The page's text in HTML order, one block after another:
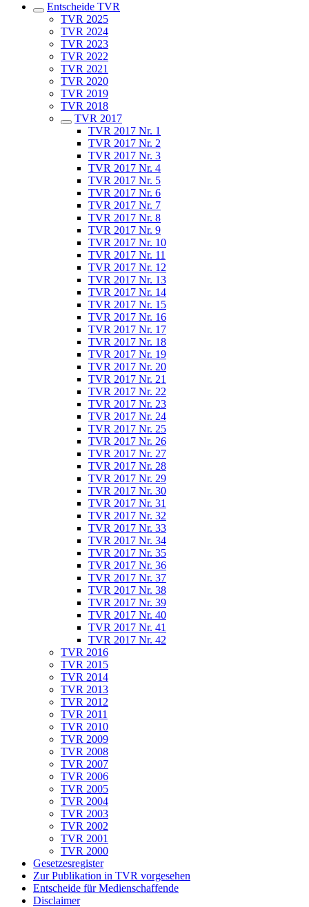
Entscheide TVR
TVR 2025
TVR 2024
TVR 2023
TVR 2022
TVR 2021
TVR 2020
TVR 2019
TVR 2018
TVR 2017
TVR 2017 Nr. 1
TVR 2017 Nr. 2
TVR 2017 Nr. 3
TVR 2017 Nr. 4
TVR 2017 Nr. 5
TVR 2017 Nr. 6
TVR 2017 Nr. 7
TVR 2017 Nr. 8
TVR 2017 Nr. 9
TVR 2017 Nr. 10
TVR 2017 Nr. 11
TVR 2017 Nr. 12
TVR 2017 Nr. 13
TVR 2017 Nr. 14
TVR 2017 Nr. 15
TVR 2017 Nr. 16
TVR 2017 Nr. 17
TVR 2017 Nr. 18
TVR 2017 Nr. 19
TVR 2017 Nr. 20
TVR 2017 Nr. 21
TVR 2017 Nr. 22
TVR 2017 Nr. 23
TVR 2017 Nr. 24
TVR 2017 Nr. 25
TVR 2017 Nr. 26
TVR 2017 Nr. 27
TVR 2017 Nr. 28
TVR 2017 Nr. 29
TVR 2017 Nr. 30
TVR 2017 Nr. 31
TVR 2017 Nr. 32
TVR 2017 Nr. 33
TVR 2017 Nr. 34
TVR 2017 Nr. 35
TVR 2017 Nr. 36
TVR 2017 Nr. 37
TVR 2017 Nr. 38
TVR 2017 Nr. 39
TVR 2017 Nr. 40
TVR 2017 Nr. 41
TVR 2017 Nr. 42
TVR 2016
TVR 2015
TVR 2014
TVR 2013
TVR 2012
TVR 2011
TVR 2010
TVR 2009
TVR 2008
TVR 2007
TVR 2006
TVR 2005
TVR 2004
TVR 2003
TVR 2002
TVR 2001
TVR 2000
Gesetzesregister
Zur Publikation in TVR vorgesehen
Entscheide für Medienschaffende
Disclaimer